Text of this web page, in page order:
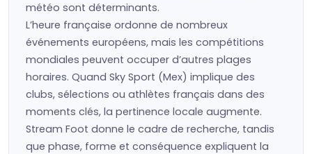
météo sont déterminants.
L’heure française ordonne de nombreux
événements européens, mais les compétitions
mondiales peuvent occuper d’autres plages
horaires. Quand Sky Sport (Mex) implique des
clubs, sélections ou athlètes français dans des
moments clés, la pertinence locale augmente.
Stream Foot donne le cadre de recherche, tandis
que phase, forme et conséquence expliquent la